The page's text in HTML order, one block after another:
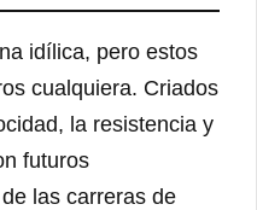
idílica, pero estos
cualquiera. Criados
la resistencia y
futuros
las carreras de